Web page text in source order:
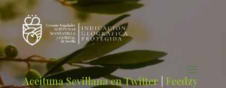
Aceituna Sevillana en Twitter| Feedzy